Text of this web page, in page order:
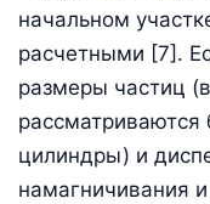
начальном
расчетными [7].
размеры частиц
рассматриваются
цилиндры) и
намагничивания